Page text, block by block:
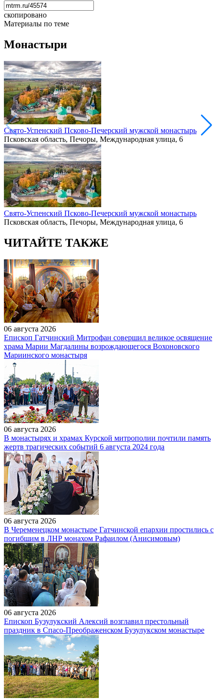
скопировано
Материалы по теме
Монастыри
Свято-Успенский Псково-Печерский мужской монастырь
Псковская область, Печоры, Международная улица, 6
Свято-Успенский Псково-Печерский мужской монастырь
Псковская область, Печоры, Международная улица, 6
ЧИТАЙТЕ ТАКЖЕ
06 августа 2026
Епископ Гатчинский Митрофан совершил великое освящение
храма Марии Магдалины возрождающегося Вохоновского
Мариинского монастыря
06 августа 2026
В монастырях и храмах Курской митрополии почтили память
жертв трагических событий 6 августа 2024 года
06 августа 2026
В Череменецком монастыре Гатчинской епархии простились с
погибшим в ЛНР монахом Рафаилом (Анисимовым)
06 августа 2026
Епископ Бузулукский Алексий возглавил престольный
праздник в Спасо-Преображенском Бузулукском монастыре